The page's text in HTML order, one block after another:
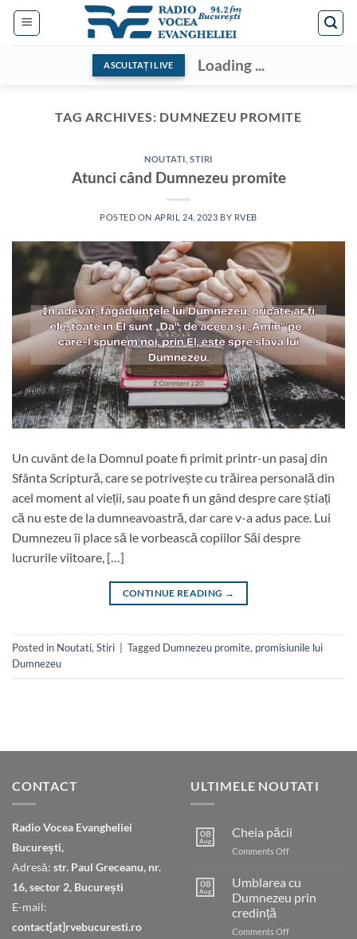
Skip
ASCULTAȚI LIVE Loading ...
TAG ARCHIVES: DUMNEZEU PROMITE
NOUTATI ,STIRI
Atunci când Dumnezeu promite
POSTED ON APRIL 24, 2023 BY RVEB
Un cuvânt de la Domnul poate fi primit printr-un pasaj din
Sfânta Scriptură, care se potrivește cu trăirea personală din
acel moment al vieții, sau poate fi un gând despre care știați
că nu este de la dumneavoastră, dar care v-a adus pace. Lui
Dumnezeu îi place să le vorbească copiilor Săi despre
lucrurile viitoare, […]
CONTINUE READING →
Posted in Noutati, Stiri Tagged Dumnezeu promite, promisiunile lui
Dumnezeu
CONTACT
Radio Vocea Evangheliei
București,
Adresă: str. Paul Greceanu, nr.
16, sector 2, București
E-mail:
contact[at]rvebucuresti.ro
ULTIMELE NOUTATI
08
Aug
Cheia păcii
Comments Offon
08
Aug
Umblarea cu
Dumnezeu prin
credință
Comments Offon